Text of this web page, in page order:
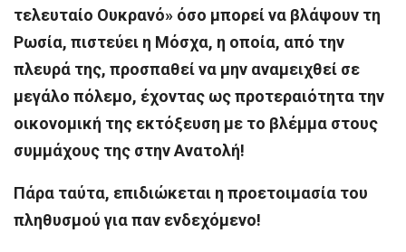
τελευταίο Ουκρανό» όσο μπορεί να βλάψουν τη
Ρωσία, πιστεύει η Μόσχα, η οποία, από την
πλευρά της, προσπαθεί να μην αναμειχθεί σε
μεγάλο πόλεμο, έχοντας ως προτεραιότητα την
οικονομική της εκτόξευση με το βλέμμα στους
συμμάχους της στην Ανατολή!
Πάρα ταύτα, επιδιώκεται η προετοιμασία του
πληθυσμού για παν ενδεχόμενο!